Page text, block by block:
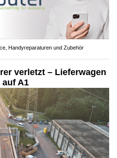
Handyreparaturen und Zubehör
verletzt – Lieferwagen
A1